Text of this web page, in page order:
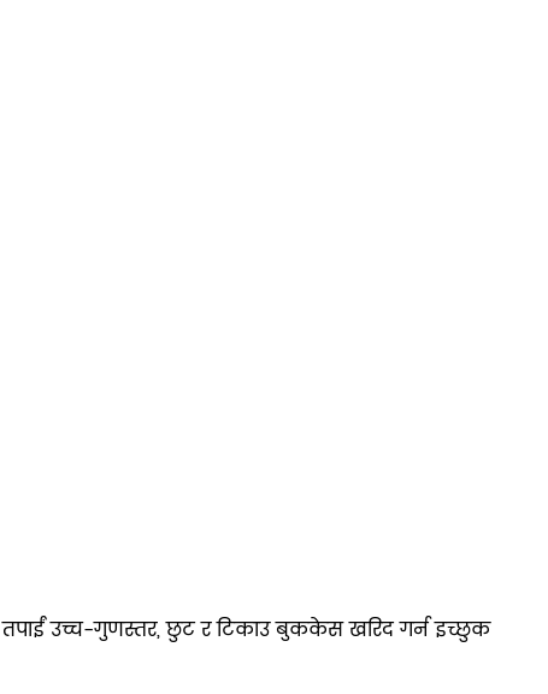
तपाईं उच्च-गुणस्तर, छुट र टिकाउ बुककेस खरिद गर्न इच्छुक